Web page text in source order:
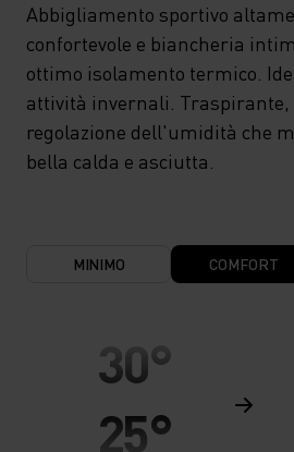
Abbigliamento sportivo
confortevole e biancheria
ottimo isolamento termico.
attività invernali. Traspirante,
regolazione dell'umidità che
bella calda e asciutta.
MINIMO COMFORT
30°
25°